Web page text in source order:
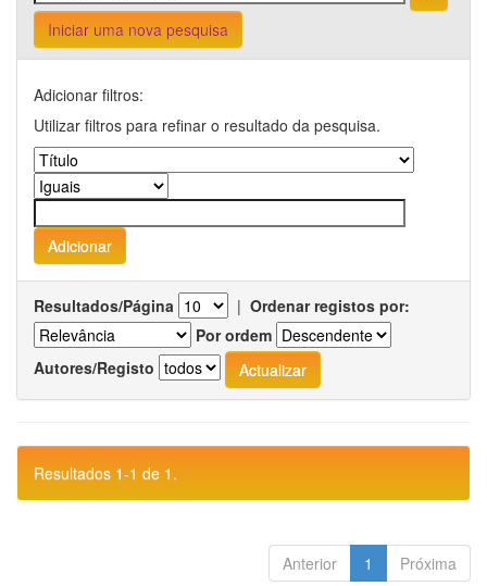
Iniciar uma nova pesquisa
Adicionar filtros:
Utilizar filtros para refinar o resultado da pesquisa.
Resultados/Página | Ordenar registos por:
Por ordem
Autores/Registo
Resultados 1-1 de 1.
Anterior 1 Próxima